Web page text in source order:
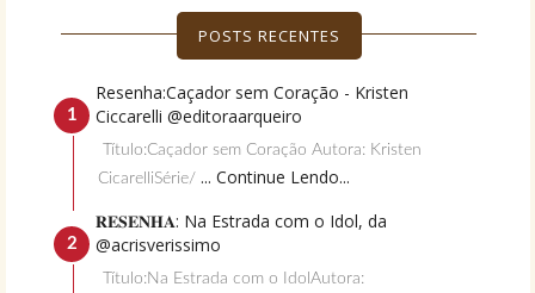
POSTS RECENTES
Resenha:Caçador sem Coração - Kristen
Ciccarelli @editoraarqueiro
Título:Caçador sem Coração Autora: Kristen
CicarelliSérie/ ... Continue Lendo...
𝐑𝐄𝐒𝐄𝐍𝐇𝐀: Na Estrada com o Idol, da
@acrisverissimo
Título:Na Estrada com o IdolAutora: